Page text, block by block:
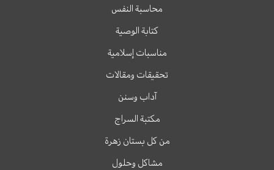
محاسبة النفس
كتابة الوصية
مناسبات إسلامية
تحقيقات ومقالات
آداب وسنن
مكتبة السراج
من كل بستان زهرة
مشاكل وحلول